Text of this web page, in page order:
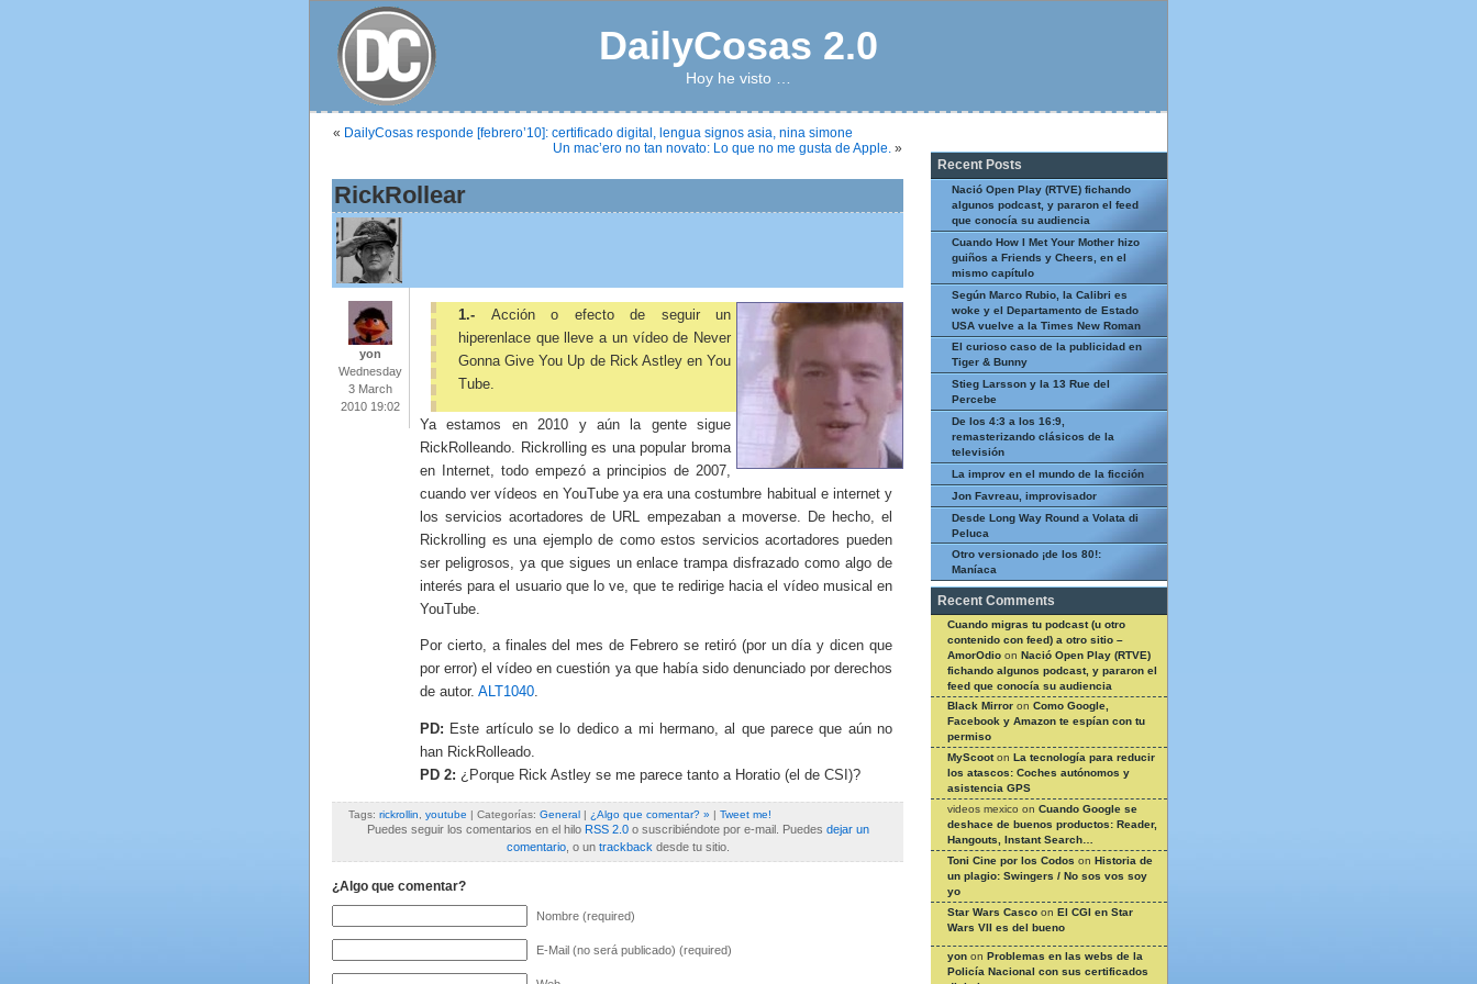
DailyCosas 2.0
Hoy he visto …
« DailyCosas responde [febrero’10]: certificado digital, lengua signos asia, nina simone
Un mac’ero no tan novato: Lo que no me gusta de Apple. »
RickRollear
yon
Wednesday
3 March
2010 19:02
1.- Acción o efecto de seguir un
hiperenlace que lleve a un vídeo de Never
Gonna Give You Up de Rick Astley en You
Tube.
Ya estamos en 2010 y aún la gente sigue
RickRolleando. Rickrolling es una popular broma
en Internet, todo empezó a principios de 2007,
cuando ver vídeos en YouTube ya era una costumbre habitual e internet y
los servicios acortadores de URL empezaban a moverse. De hecho, el
Rickrolling es una ejemplo de como estos servicios acortadores pueden
ser peligrosos, ya que sigues un enlace trampa disfrazado como algo de
interés para el usuario que lo ve, que te redirige hacia el vídeo musical en
YouTube.
Por cierto, a finales del mes de Febrero se retiró (por un día y dicen que
por error) el vídeo en cuestión ya que había sido denunciado por derechos
de autor. ALT1040.
PD: Este artículo se lo dedico a mi hermano, al que parece que aún no
han RickRolleado.
PD 2: ¿Porque Rick Astley se me parece tanto a Horatio (el de CSI)?
Tags: rickrollin youtube | Categorías: General | ¿Algo que comentar? » | Tweet me!
Puedes seguir los comentarios en el hilo RSS 2.0o suscribiéndote por e-mail. Puedes dejar un
comentario, o un trackback desde tu sitio.
¿Algo que comentar?
Nombre (required)
E-Mail (no será publicado) (required)
Recent Posts
Nació Open Play (RTVE) fichando
algunos podcast, y pararon el feed
que conocía su audiencia
Cuando How I Met Your Mother hizo
guiños a Friends y Cheers, en el
mismo capítulo
Según Marco Rubio, la Calibri es
woke y el Departamento de Estado
USA vuelve a la Times New Roman
El curioso caso de la publicidad en
Tiger & Bunny
Stieg Larsson y la 13 Rue del
Percebe
De los 4:3 a los 16:9,
remasterizando clásicos de la
televisión
La improv en el mundo de la ficción
Jon Favreau, improvisador
Desde Long Way Round a Volata di
Peluca
Otro versionado ¡de los 80!:
Maníaca
Recent Comments
Cuando migras tu podcast (u otro
contenido con feed) a otro sitio –
AmorOdio on Nació Open Play (RTVE)
fichando algunos podcast, y pararon el
feed que conocía su audiencia
Black Mirror on Como Google,
Facebook y Amazon te espían con tu
permiso
MyScooton La tecnología para reducir
los atascos: Coches autónomos y
asistencia GPS
videos mexico on Cuando Google se
deshace de buenos productos: Reader,
Hangouts, Instant Search…
Toni Cine por los Codos on Historia de
un plagio: Swingers / No sos vos soy
yo
Star Wars Casco on El CGI en Star
Wars VII es del bueno
yon on Problemas en las webs de la
Policía Nacional con sus certificados